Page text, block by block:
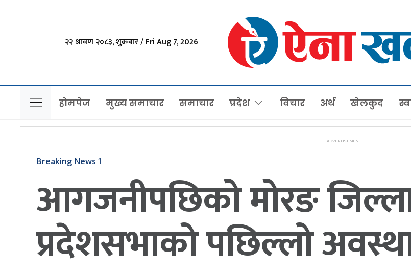
२२ श्रावण २०८३, शुक्रबार / Fri Aug 7, 2026
होमपेज मुख्य समाचार समाचार प्रदेश विचार अर्थ खेलकुद
Breaking News 1
आगजनीपछिको मोरङ
प्रदेशसभाको पछिल्लो